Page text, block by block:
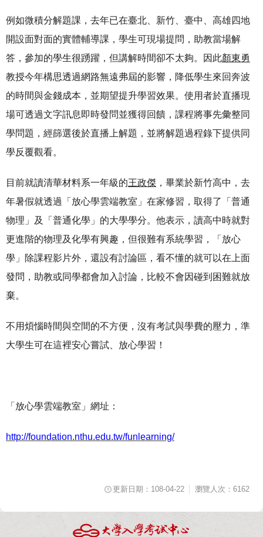
例如微積分解題課，去年已在臺北、新竹、臺中、高雄四地
開設面對面的實體輔導課，學生可現場提問，助教當場解
答，參加的學生很踴躍，但講解時間卻不太夠。因此顏東勇
教授今年構思透過網路無遠弗屆的影響，降低學生來回奔波
的時間與金錢成本，並期望提升學習效果。使用者於直播現
場可透過文字訊息即時發問並獲得回饋，課程將事先彙整同
學問題，經篩選後於直播上解題，並將解題過程錄下提供同
學反覆觀看。
目前就讀清華材料系一年級的王政傑 ，畢業於新竹高中，去
年暑假就透過「放心學雲端教室」在家修習，取得了「普通
物理」及「普通化學」的大學學分。他表示，讀高中時就對
更進階的物理及化學有興趣，但很難有系統學習，「放心
學」除課程影片外，還設有討論區，看不懂的就可以在上面
發問，助教或同學都會加入討論，比較不會因碰到困難就放
棄。
不用煩惱時間與空間的不方便，沒有考試與學費的壓力，準
大學生可在這裡安心嘗試、放心學習！
「放心學雲端教室」網址：
http://foundation.nthu.edu.tw/funlearning/
更新日期：108-04-22 瀏覽人次：6162